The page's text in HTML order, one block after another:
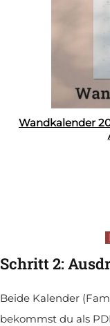
Wandkalender
Schritt 2:
Beide Kalender
bekommst du als